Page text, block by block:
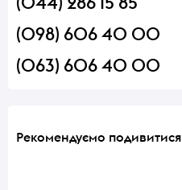
(098) 606 40 00
(063) 606 40 00
Рекомендуємо подивитися